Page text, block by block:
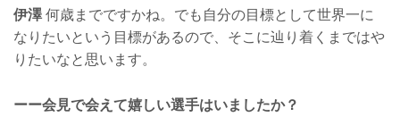
伊澤何歳までですかね。でも自分の目標として世界一に
なりたいという目標があるので、そこに辿り着くまではや
りたいなと思います。
ーー会見で会えて嬉しい選手はいましたか？